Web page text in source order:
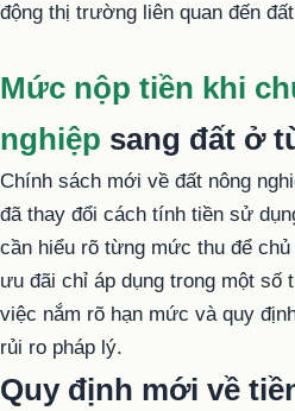
động thị trường liên quan đến
Mức nộp tiền khi
nghiệp sang đất ở
Chính sách mới về đất nông
đã thay đổi cách tính tiền sử
cần hiểu rõ từng mức thu để
ưu đãi chỉ áp dụng trong một số
việc nắm rõ hạn mức và quy
rủi ro pháp lý.
Quy định mới về